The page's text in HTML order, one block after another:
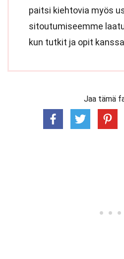
paitsi kiehtovia myös
sitoutumiseemme
kun tutkit ja opit
Jaa tämä